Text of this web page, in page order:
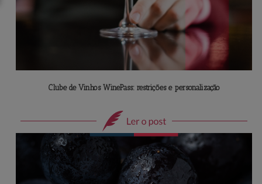
Clube de Vinhos WinePass: restrições e personalização